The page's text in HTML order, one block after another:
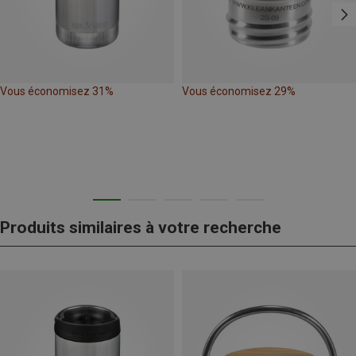
Vous économisez 31% Vous économisez 29%
Produits similaires à votre recherche